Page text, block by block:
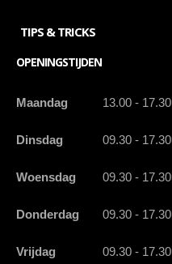
TIPS & TRICKS
OPENINGSTIJDEN
Maandag 13.00 -
Dinsdag 09.30 -
Woensdag 09.30 -
Donderdag 09.30 -
Vrijdag 09.30 -